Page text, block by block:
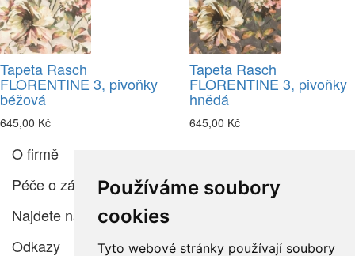
Používáme soubory
cookies
Tyto webové stránky používají soubory
Tapeta Rasch
FLORENTINE 3, pivoňky
béžová
645,00 Kč
Tapeta Rasch
FLORENTINE 3, pivoňky
hnědá
645,00 Kč
O firmě
Péče o zákazníka
Najdete nás
Odkazy